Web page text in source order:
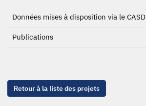
Données mises à disposition via le CASD
Publications
Retour à la liste des projets